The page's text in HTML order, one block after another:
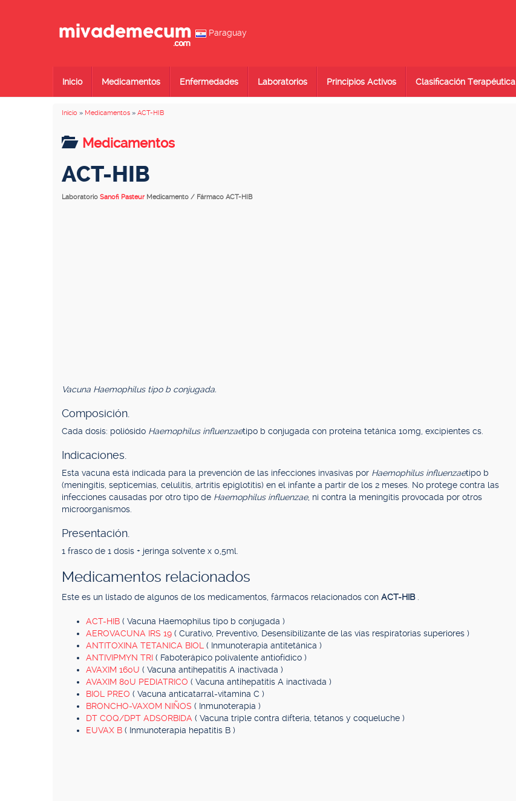
Paraguay
Inicio Medicamentos Enfermedades Laboratorios Principios Activos Clasificación Terapéutica
Inicio » Medicamentos » ACT-HIB
Medicamentos
ACT-HIB
Laboratorio Sanofi Pasteur Medicamento / Fármaco ACT-HIB
Vacuna Haemophilus tipo b conjugada.
Composición.
Cada dosis: poliósido Haemophilus influenzaetipo b conjugada con proteína tetánica 10mg, excipientes cs.
Indicaciones.
Esta vacuna está indicada para la prevención de las infecciones invasivas por Haemophilus influenzaetipo b
(meningitis, septicemias, celulitis, artritis epiglotitis) en el infante a partir de los 2 meses. No protege contra las
infecciones causadas por otro tipo de Haemophilus influenzae, ni contra la meningitis provocada por otros
microorganismos.
Presentación.
1 frasco de 1 dosis + jeringa solvente x 0,5ml.
Medicamentos relacionados
Este es un listado de algunos de los medicamentos, fármacos relacionados con ACT-HIB
ACT-HIB ( Vacuna Haemophilus tipo b conjugada )
AEROVACUNA IRS 19 ( Curativo, Preventivo, Desensibilizante de las vías respiratorias superiores )
ANTITOXINA TETANICA BIOL ( Inmunoterapia antitetánica )
ANTIVIPMYN TRI ( Faboterápico polivalente antiofídico )
AVAXIM 160U ( Vacuna antihepatitis A inactivada )
AVAXIM 80U PEDIATRICO ( Vacuna antihepatitis A inactivada )
BIOL PREO ( Vacuna anticatarral-vitamina C )
BRONCHO-VAXOM NIÑOS ( Inmunoterapia )
DT COQ/DPT ADSORBIDA ( Vacuna triple contra difteria, tétanos y coqueluche )
EUVAX B ( Inmunoterapia hepatitis B )